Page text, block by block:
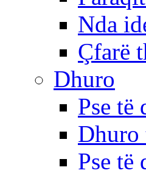
Nda
Çfarë
Dhuro
Pse të
Dhuro
Pse të